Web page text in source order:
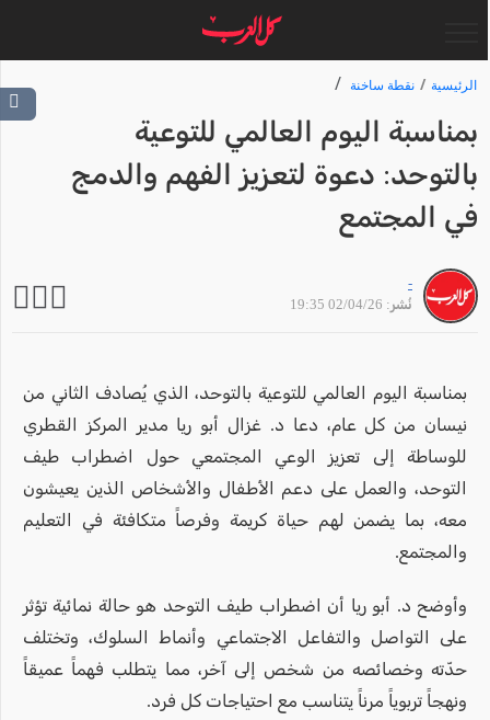
الرئيسية نقطة ساخنة
بمناسبة اليوم العالمي للتوعية
بالتوحد: دعوة لتعزيز الفهم والدمج
في المجتمع
-
نُشر: 02/04/26 19:35
بمناسبة اليوم العالمي للتوعية بالتوحد، الذي يُصادف الثاني من
نيسان من كل عام، دعا د. غزال أبو ريا مدير المركز القطري
للوساطة إلى تعزيز الوعي المجتمعي حول اضطراب طيف
التوحد، والعمل على دعم الأطفال والأشخاص الذين يعيشون
معه، بما يضمن لهم حياة كريمة وفرصاً متكافئة في التعليم
والمجتمع.
وأوضح د. أبو ريا أن اضطراب طيف التوحد هو حالة نمائية تؤثر
على التواصل والتفاعل الاجتماعي وأنماط السلوك، وتختلف
حدّته وخصائصه من شخص إلى آخر، مما يتطلب فهماً عميقاً
ونهجاً تربوياً مرناً يتناسب مع احتياجات كل فرد.